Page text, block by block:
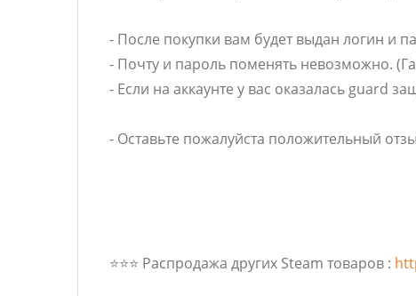
- После покупки вам будет выдан логин и
- Почту и пароль поменять невозможно.
- Если на аккаунте у вас оказалась guard
- Оставьте пожалуйста положительный
⭐️⭐️⭐️ Распродажа других Steam товаров :